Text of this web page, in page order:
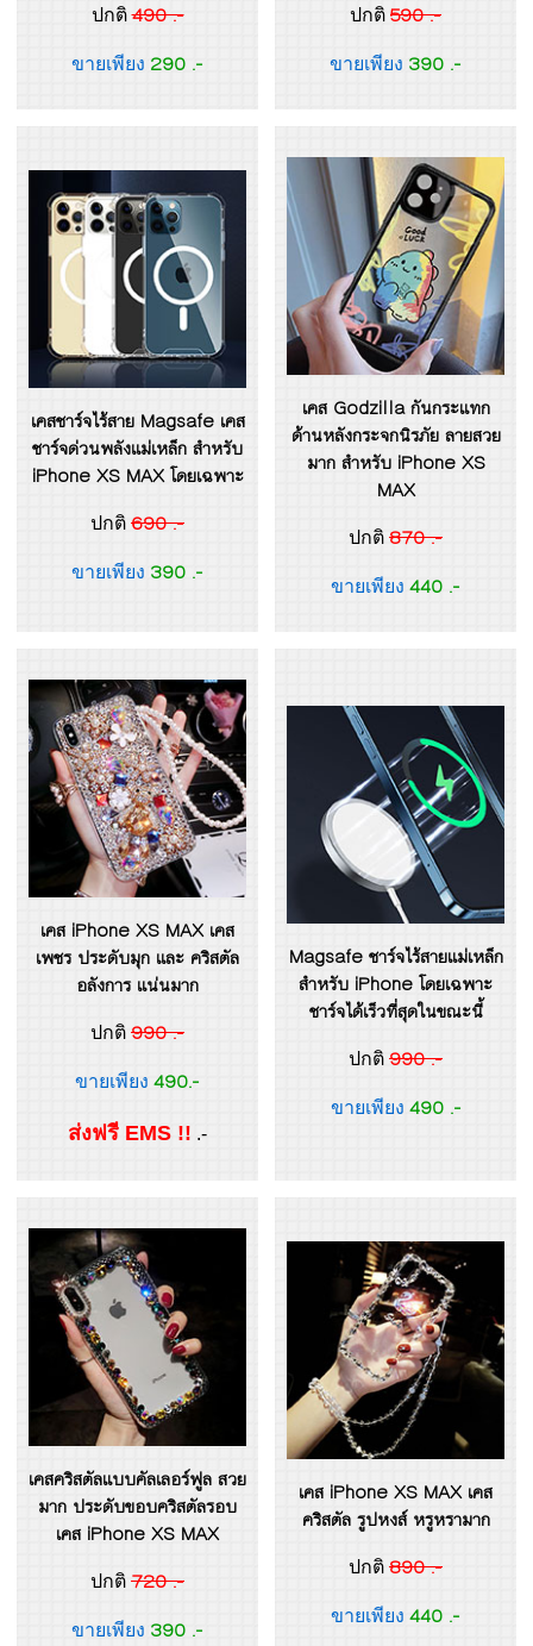
ปกติ490 .-
ขายเพียง 290 .-
ปกติ 590 .-
ขายเพียง 390 .-
เคสชาร์จไร้สาย Magsafe เคส
ชาร์จด่วนพลังแม่เหล็ก สำหรับ
iPhone XS MAX โดยเฉพาะ
ปกติ 690 .-
ขายเพียง 390 .-
เคส Godzilla กันกระแทก
ด้านหลังกระจกนิรภัย ลายสวย
มาก สำหรับ iPhone XS
MAX
ปกติ 870 .-
ขายเพียง 440 .-
เคส iPhone XS MAX เคส
เพชร ประดับมุก และ คริสตัล
อลังการ แน่นมาก
ปกติ 990 .-
ขายเพียง 490.-
ส่งฟรี EMS !! .-
Magsafe ชาร์จไร้สายแม่เหล็ก
สำหรับ iPhone โดยเฉพาะ
ชาร์จได้เร็วที่สุดในขณะนี้
ปกติ 990 .-
ขายเพียง 490 .-
เคสคริสตัลแบบคัลเลอร์ฟูล สวย
มาก ประดับขอบคริสตัลรอบ
เคส iPhone XS MAX
ปกติ 720 .-
ขายเพียง 390 .-
เคส iPhone XS MAX เคส
คริสตัล รูปหงส์ หรูหรามาก
ปกติ 890 .-
ขายเพียง 440 .-